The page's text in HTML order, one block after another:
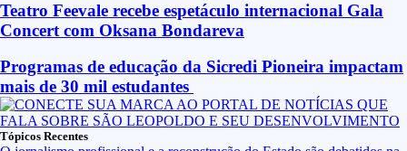
Teatro Feevale recebe espetáculo internacional Gala
Concert com Oksana Bondareva
Programas de educação da Sicredi Pioneira impactam
mais de 30 mil estudantes
Tópicos Recentes